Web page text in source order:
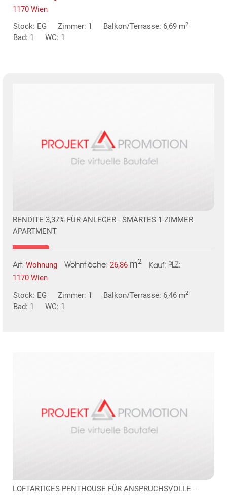
1170 Wien
Stock: EG
Zimmer: 1 Balkon/Terrasse: 6,69 m2
Bad: 1 WC: 1
RENDITE 3,37% FÜR ANLEGER - SMARTES 1-ZIMMER
APARTMENT
Art: Wohnung Wohnfläche: 26,86 m2 Kauf: PLZ:
1170 Wien
Stock: EG
Zimmer: 1 Balkon/Terrasse: 6,46 m2
Bad: 1 WC: 1
LOFTARTIGES PENTHOUSE FÜR ANSPRUCHSVOLLE -